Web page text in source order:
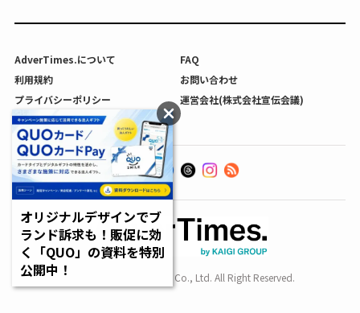
AdverTimes.について
FAQ
利用規約
お問い合わせ
プライバシーポリシー
運営会社(株式会社宣伝会議)
利用者情報の外部送信について
Copyright SENDENKAIGI Co., Ltd. All Right Reserved.
オリジナルデザインでブ
ランド訴求も！販促に効
く「QUO」の資料を特別
公開中！